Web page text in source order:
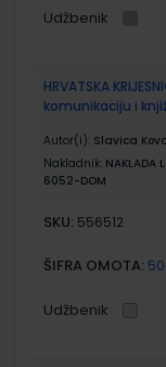
Udžbenik
HRVATSKA
komunikaciju i
Autor(i): Slavica
Nakladnik: NAKLADA
6052-DOM
SKU: 556512
ŠIFRA OMOTA:
Udžbenik